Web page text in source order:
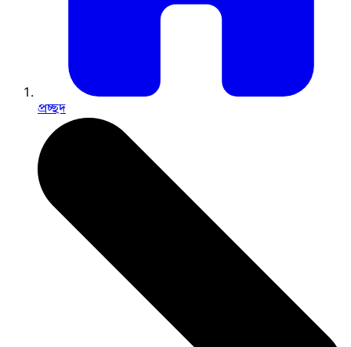
প্রচ্ছদ